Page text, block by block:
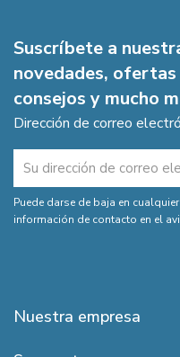
Suscríbete a
novedades,
consejos y mucho
Dirección de correo
Puede darse de baja en
información de contacto en el
Nuestra empresa